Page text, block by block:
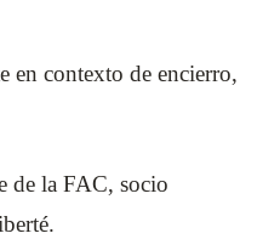
en contexto de encierro,
de la FAC, socio